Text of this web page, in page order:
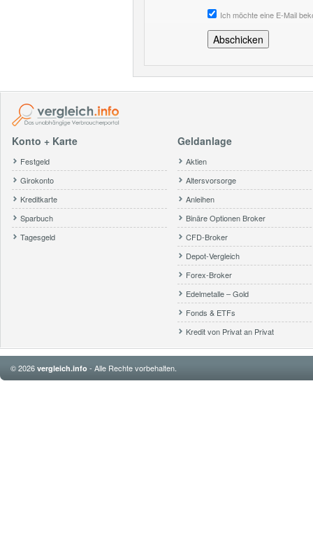
Ich möchte eine E-Mail
Konto + Karte
Festgeld
Girokonto
Kreditkarte
Sparbuch
Tagesgeld
Geldanlage
Aktien
Altersvorsorge
Anleihen
Binäre Optionen Broker
CFD-Broker
Depot-Vergleich
Forex-Broker
Edelmetalle – Gold
Fonds & ETFs
Kredit von Privat an Privat
© 2026 vergleich.info - Alle Rechte vorbehalten.